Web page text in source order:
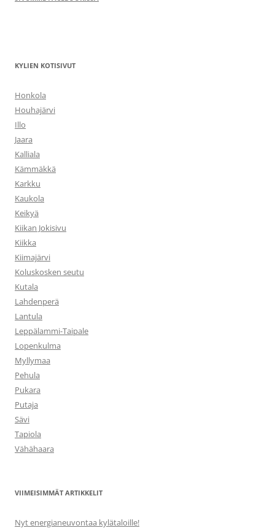
KYLIEN KOTISIVUT
Honkola
Houhajärvi
Illo
Jaara
Kalliala
Kämmäkkä
Karkku
Kaukola
Keikyä
Kiikan Jokisivu
Kiikka
Kiimajärvi
Koluskosken seutu
Kutala
Lahdenperä
Lantula
Leppälammi-Taipale
Lopenkulma
Myllymaa
Pehula
Pukara
Putaja
Sävi
Tapiola
Vähähaara
VIIMEISIMMÄT ARTIKKELIT
Nyt energianeuvontaa kylätaloille!